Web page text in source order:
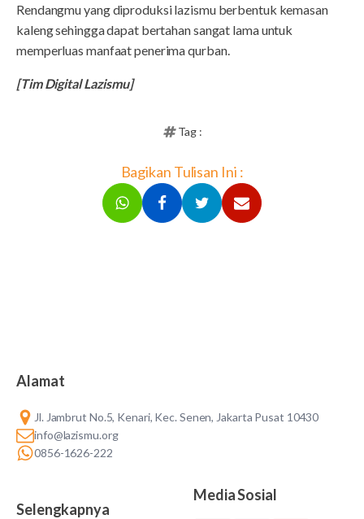
Rendangmu yang diproduksi lazismu berbentuk kemasan
kaleng sehingga dapat bertahan sangat lama untuk
memperluas manfaat penerima qurban.
[Tim Digital Lazismu]
Tag :
Bagikan Tulisan Ini :
Alamat
Jl. Jambrut No.5, Kenari, Kec. Senen, Jakarta Pusat 10430
info@lazismu.org
0856-1626-222
Selengkapnya
Media Sosial